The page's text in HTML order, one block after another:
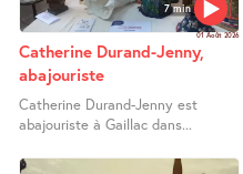
7 min
01 Août 2026
Catherine Durand-Jenny,
abajouriste
Catherine Durand-Jenny est
abajouriste à Gaillac dans...